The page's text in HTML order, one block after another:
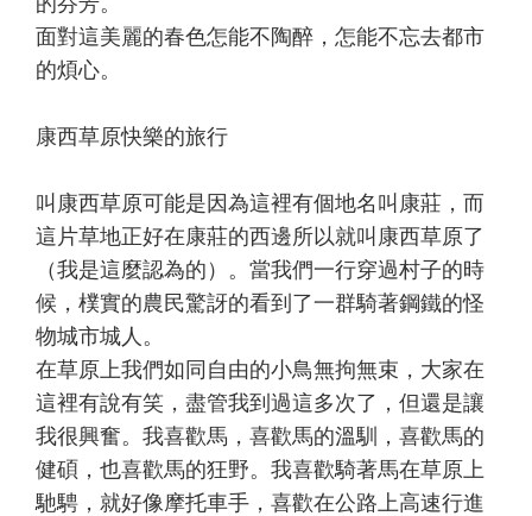
面對這美麗的春色怎能不陶醉，怎能不忘去都市
的煩心。
康西草原快樂的旅行
叫康西草原可能是因為這裡有個地名叫康莊，而
這片草地正好在康莊的西邊所以就叫康西草原了
（我是這麼認為的）。當我們一行穿過村子的時
候，樸實的農民驚訝的看到了一群騎著鋼鐵的怪
物城市城人。
在草原上我們如同自由的小鳥無拘無束，大家在
這裡有說有笑，盡管我到過這多次了，但還是讓
我很興奮。我喜歡馬，喜歡馬的溫馴，喜歡馬的
健碩，也喜歡馬的狂野。我喜歡騎著馬在草原上
馳騁，就好像摩托車手，喜歡在公路上高速行進